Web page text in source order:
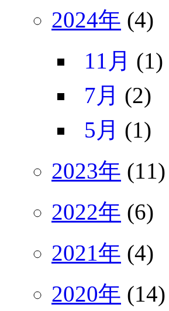
2024年 (4)
11月 (1)
7月 (2)
5月 (1)
2023年 (11)
2022年 (6)
2021年 (4)
2020年 (14)